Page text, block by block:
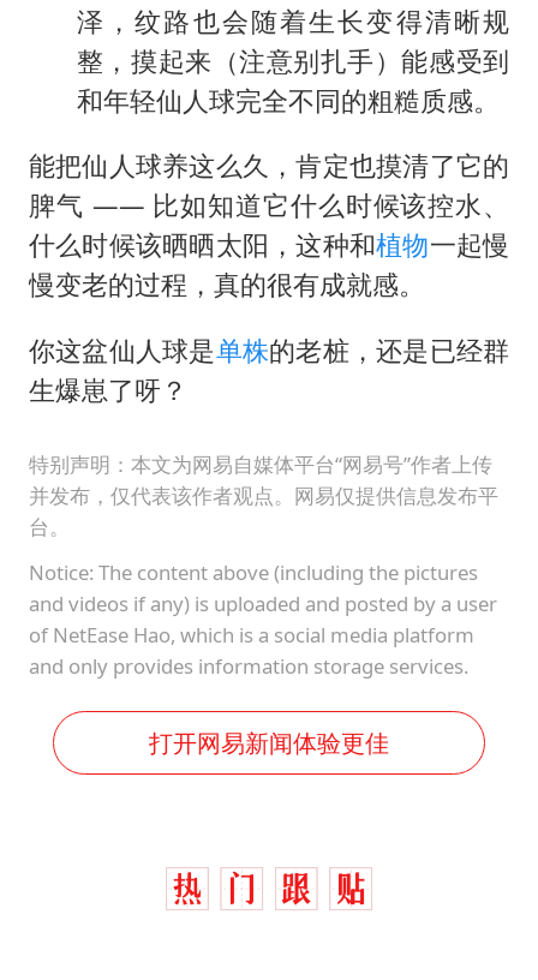
泽，纹路也会随着生长变得清晰规
整，摸起来（注意别扎手）能感受到
和年轻仙人球完全不同的粗糙质感。
能把仙人球养这么久，肯定也摸清了它的
脾气 —— 比如知道它什么时候该控水、
什么时候该晒晒太阳，这种和植物一起慢
慢变老的过程，真的很有成就感。
你这盆仙人球是单株的老桩，还是已经群
生爆崽了呀？
特别声明：本文为网易自媒体平台“网易号”作者上传
并发布，仅代表该作者观点。网易仅提供信息发布平
台。
Notice: The content above (including the pictures
and videos if any) is uploaded and posted by a user
of NetEase Hao, which is a social media platform
and only provides information storage services.
打开网易新闻体验更佳